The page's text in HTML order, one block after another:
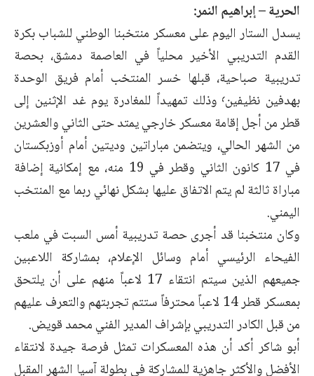
الحرية – إبراهيم النمر:
يسدل الستار اليوم على معسكر منتخبنا الوطني للشباب بكرة
القدم التدريبي الأخير محلياً في العاصمة دمشق، بحصة
تدريبية صباحية، قبلها خسر المنتخب أمام فريق الوحدة
بهدفين نظيفين٬ وذلك تمهيداً للمغادرة يوم غد الإثنين إلى
قطر من أجل إقامة معسكر خارجي يمتد حتى الثاني والعشرين
من الشهر الحالي، ويتضمن مباراتين وديتين أمام أوزبكستان
في 17 كانون الثاني وقطر في 19 منه، مع إمكانية إضافة
مباراة ثالثة لم يتم الاتفاق عليها بشكل نهائي ربما مع المنتخب
اليمني.
وكان منتخبنا قد أجرى حصة تدريبية أمس السبت في ملعب
الفيحاء الرئيسي أمام وسائل الإعلام، بمشاركة اللاعبين
جميعهم الذين سيتم انتقاء 17 لاعباً منهم على أن يلتحق
بمعسكر قطر 14 لاعباً محترفاً ستتم تجربتهم والتعرف عليهم
من قبل الكادر التدريبي بإشراف المدير الفني محمد قويض.
أبو شاكر أكد أن هذه المعسكرات تمثل فرصة جيدة لانتقاء
الأفضل والأكثر جاهزية للمشاركة في بطولة آسيا الشهر المقبل